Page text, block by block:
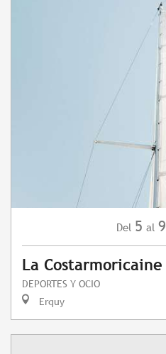
Del 5 al 9
La Costarmoricaine
DEPORTES Y OCIO
Erquy